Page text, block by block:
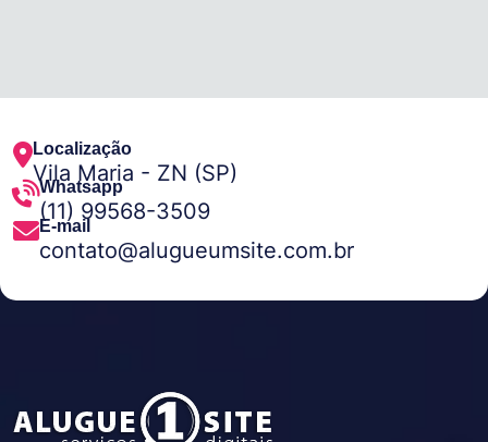
Localização
Vila Maria - ZN (SP)
Whatsapp
(11) 99568-3509
E-mail
contato@alugueumsite.com.br